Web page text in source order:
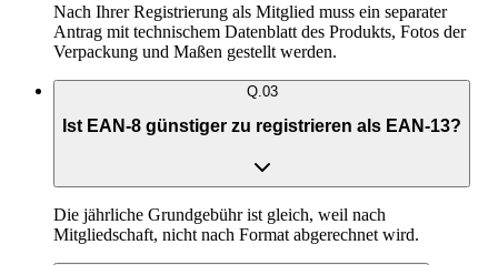
Nach Ihrer Registrierung als Mitglied muss ein separater
Antrag mit technischem Datenblatt des Produkts, Fotos der
Verpackung und Maßen gestellt werden.
Q. 03
Ist EAN-8 günstiger zu registrieren als EAN-13?
Die jährliche Grundgebühr ist gleich, weil nach
Mitgliedschaft, nicht nach Format abgerechnet wird.